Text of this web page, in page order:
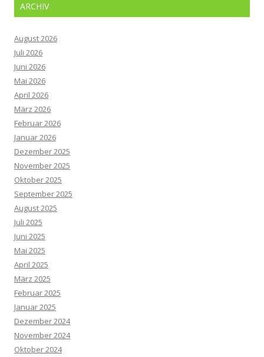
ARCHIV
August 2026
Juli 2026
Juni 2026
Mai 2026
April 2026
März 2026
Februar 2026
Januar 2026
Dezember 2025
November 2025
Oktober 2025
September 2025
August 2025
Juli 2025
Juni 2025
Mai 2025
April 2025
März 2025
Februar 2025
Januar 2025
Dezember 2024
November 2024
Oktober 2024